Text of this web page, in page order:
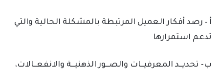
أ – رصد أفكار العميل المرتبطة بالمشكلة الحالية والتي
تدعم استمرارها
ب- تحديــد المعرفيــات والصــور الذهنيــة والانفعــالات،